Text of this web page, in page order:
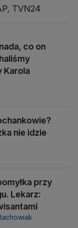
TVN24
co on
Karola
nie idzie
przy
Lekarz: